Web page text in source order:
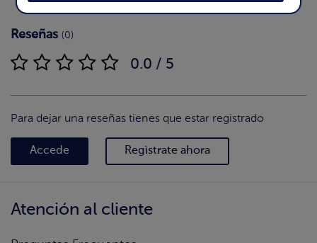
Reseñas (0)
0.0 / 5
Para dejar una reseñas tienes que estar registrado
Accede Regìstrate ahora
Atención al cliente